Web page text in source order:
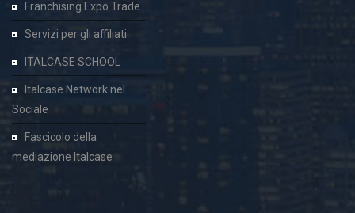
Franchising Expo Trade
Servizi per gli affiliati
ITALCASE SCHOOL
Italcase Network nel
Sociale
Fascicolo della
mediazione Italcase